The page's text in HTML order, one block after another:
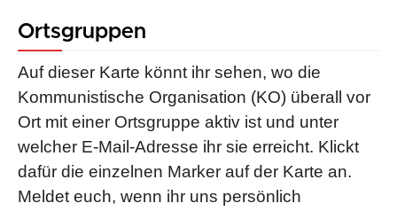
Ortsgruppen
Auf dieser Karte könnt ihr sehen, wo die
Kommunistische Organisation (KO) überall vor
Ort mit einer Ortsgruppe aktiv ist und unter
welcher E-Mail-Adresse ihr sie erreicht. Klickt
dafür die einzelnen Marker auf der Karte an.
Meldet euch, wenn ihr uns persönlich